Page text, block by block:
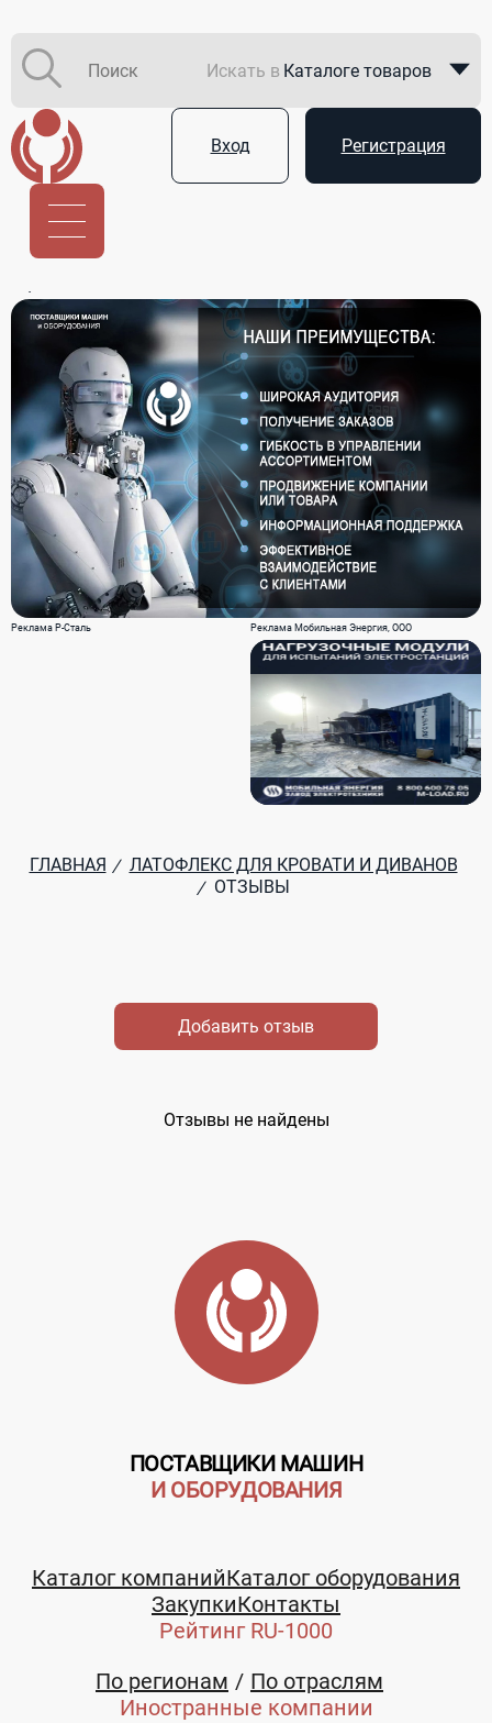
Искать в Каталоге товаров
Вход Регистрация
Реклама Р-Сталь Реклама Мобильная Энергия, ООО
ГЛАВНАЯ / ЛАТОФЛЕКС ДЛЯ КРОВАТИ И ДИВАНОВ
/ ОТЗЫВЫ
Добавить отзыв
Отзывы не найдены
ПОСТАВЩИКИ МАШИН
И ОБОРУДОВАНИЯ
Каталог компанийКаталог оборудования
ЗакупкиКонтакты
Рейтинг RU-1000
По регионам
По отраслям
Иностранные компании